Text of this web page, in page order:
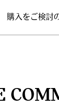
購入をご検討